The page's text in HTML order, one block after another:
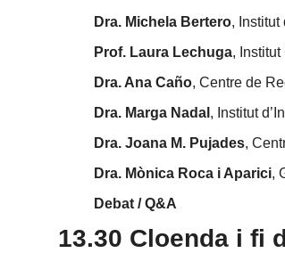
Dra. Michela Bertero, Institut
Prof. Laura Lechuga,
Dra. Ana Caño, Centre de
Dra. Marga Nadal , Institut
Dra. Joana M. Pujades,
Dra. Mònica Roca i Aparici,
Debat / Q&A
13.30 Cloenda i fi